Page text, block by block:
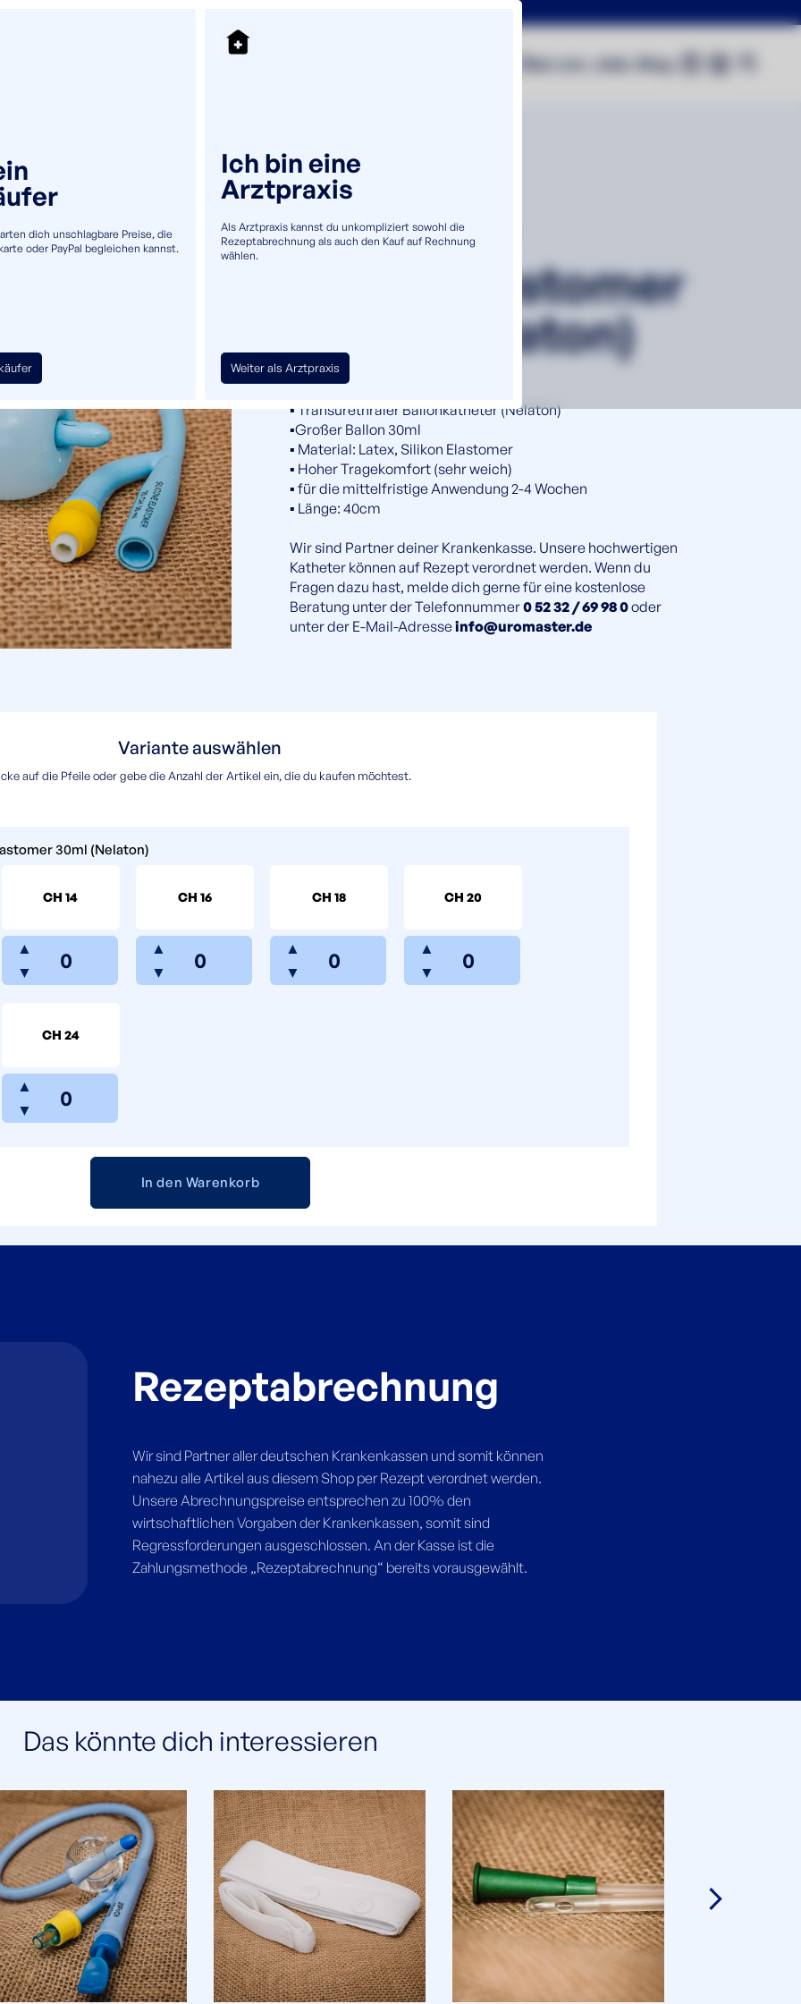
Über uns Jobs Blog
CareFlow
Silikonelastomer
30ml (Nelaton)
▪️ Transurethraler Ballonkatheter (Nelaton)
▪️Großer Ballon 30ml
▪️ Material: Latex, Silikon Elastomer
▪️ Hoher Tragekomfort (sehr weich)
▪️ für die mittelfristige Anwendung 2-4 Wochen
▪️ Länge: 40cm
Wir sind Partner deiner Krankenkasse. Unsere hochwertigen
Katheter können auf Rezept verordnet werden. Wenn du
Fragen dazu hast, melde dich gerne für eine kostenlose
Beratung unter der Telefonnummer0 52 32 / 69 98 0oder
unter der E-Mail-Adresseinfo@uromaster.de
Variante auswählen
auf die Pfeile oder gebe die Anzahl der Artikel ein, die du kaufen möchtest.
30ml (Nelaton)
CH 14
▲
▼
CH 16
▲
▼
CH 18
▲
▼
CH 20
▲
▼
CH 24
▲
▼
In den Warenkorb
Rezeptabrechnung
Wir sind Partner aller deutschen Krankenkassen und somit können
nahezu alle Artikel aus diesem Shop per Rezept verordnet werden.
Unsere Abrechnungspreise entsprechen zu 100% den
wirtschaftlichen Vorgaben der Krankenkassen, somit sind
Regressforderungen ausgeschlossen. An der Kasse ist die
Zahlungsmethode „Rezeptabrechnung“ bereits vorausgewählt.
Das könnte dich interessieren
dich unschlagbare Preise, die
oder PayPal begleichen kannst.
Ich bin eine
Arztpraxis
Als Arztpraxis kannst du unkompliziert sowohl die
Rezeptabrechnung als auch den Kauf auf Rechnung
wählen.
Weiter als Arztpraxis